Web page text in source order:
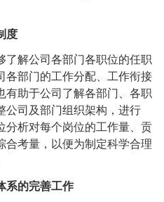
度
解公司各部门各职位的任职
各部门的工作分配、工作衔接
有助于公司了解各部门、各职
公司及部门组织架构，进行
分析对每个岗位的工作量、贡
考量，以便为制定科学合理
系的完善工作